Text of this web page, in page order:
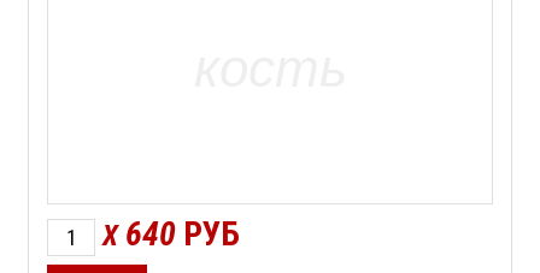
X 640 РУБ